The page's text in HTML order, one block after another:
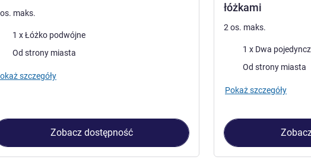
maks.
1 x Łóżko podwójne
Od strony miasta
szczegóły
Zobacz dostępność
łóżkami
2 os. maks.
Pościel1 x Dwa
Widoki:Od strony miasta
Pokaż szczegóły